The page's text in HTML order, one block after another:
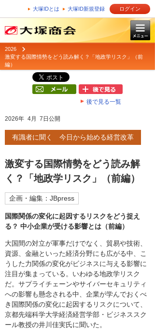
大塚IDとは 大塚ID新規登録 ログイン
2026
激変する国際情勢をどう読み解く？「地政学リスク」（前
編）
後で見る一覧
2026年 4月 7日公開
有識者に聞く 今日から始める経営改革
激変する国際情勢をどう読み解
く？「地政学リスク」（前編）
企画・編集：JBpress
国際関係の変化に起因するリスクをどう捉え
る？ 中小企業が受ける影響とは（前編）
大国間の対立が軍事だけでなく、貿易や技術、
資源、金融といった経済分野にも広がる中、こ
うした力関係の変化がビジネスに与える影響に
注目が集まっている。いわゆる地政学リスク
だ。サプライチェーンやサイバーセキュリティ
への影響も懸念される中、企業が学んでおくべ
き国際関係の変化に起因するリスクについて、
京都先端科学大学経済経営学部・ビジネススク
ール教授の井川佳実氏に聞いた。